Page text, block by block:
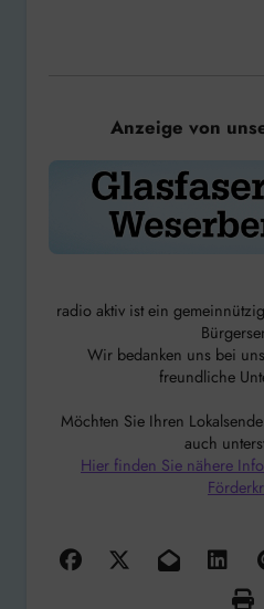
Anzeige von
radio aktiv ist ein
Wir bedanken uns bei
freundliche
Möchten Sie Ihren
auch
Hier finden Sie nähere